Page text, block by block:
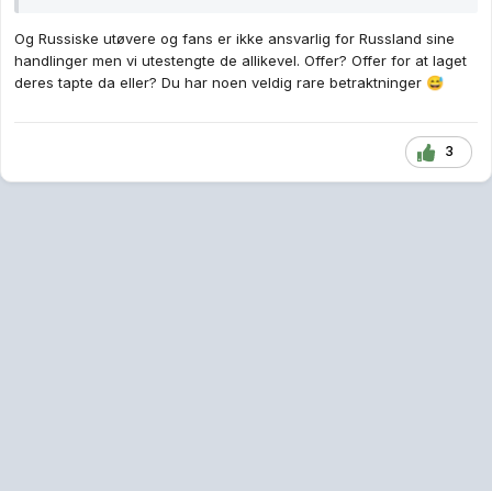
Og Russiske utøvere og fans er ikke ansvarlig for Russland sine
handlinger men vi utestengte de allikevel. Offer? Offer for at laget
deres tapte da eller? Du har noen veldig rare betraktninger 😅
3